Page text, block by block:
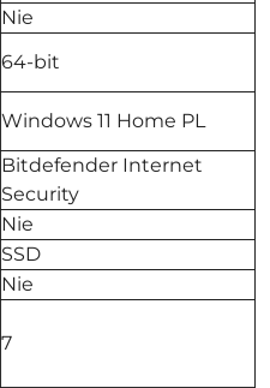
Nie
64-bit
Windows 11 Home PL
Bitdefender Internet
Security
Nie
SSD
Nie
7